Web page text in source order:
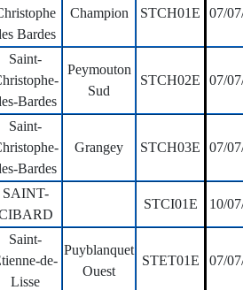
Bardes
Champion STCH01E 07/
Saint-
Bardes
Peymouton
Sud
STCH02E 07/
Saint-
Bardes
Grangey STCH03E 07/
SAINT-
STCI01E 10/
Saint-
de-
Lisse
Puyblanquet
Ouest
STET01E 07/